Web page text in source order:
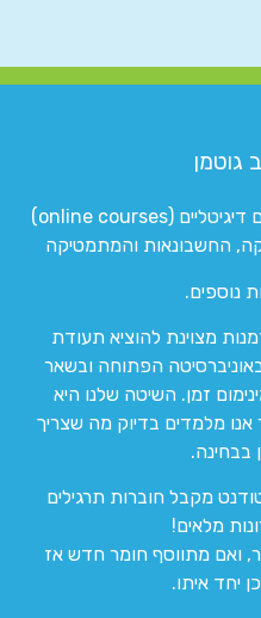
גוטמן
המרכז המוביל והמקצועי לקורסים דיגיטליים (online courses)
החשבונאות והמתמטיקה
נוספים.
מצוינת להוציא תעודת
הפתוחה ובשאר
זמן. השיטה שלנו היא
מלמדים בדיוק מה שצריך
בבחינה.
מקבל חוברות תרגילים
מלאים!
ואם מתווסף חומר חדש אז
יחד איתו.